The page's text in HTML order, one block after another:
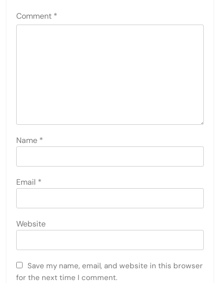
Comment *
Name *
Email *
Website
Save my name, email, and website in this browser
for the next time I comment.